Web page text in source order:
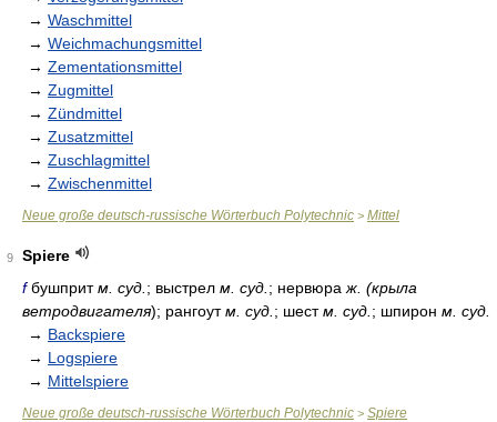
→ Waschmittel
→ Weichmachungsmittel
→ Zementationsmittel
→ Zugmittel
→ Zündmittel
→ Zusatzmittel
→ Zuschlagmittel
→ Zwischenmittel
Neue große deutsch-russische Wörterbuch Polytechnic > Mittel
9
Spiere
fбушпритм. суд. ; выстрел м. суд. ; нервюра ж. (крыла
ветродвигателя); рангоутм. суд. ; шестм. суд. ; шпирон м. суд.
→ Backspiere
→ Logspiere
→ Mittelspiere
Neue große deutsch-russische Wörterbuch Polytechnic > Spiere